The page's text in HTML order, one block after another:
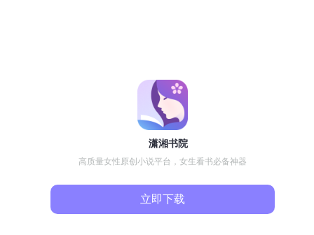
潇湘书院
高质量女性原创小说平台，女生看书必备神器
立即下载